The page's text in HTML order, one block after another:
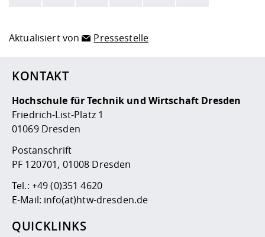
Aktualisiert von Pressestelle
KONTAKT
Hochschule für Technik und Wirtschaft Dresden
Friedrich-List-Platz 1
01069 Dresden
Postanschrift
PF 120701, 01008 Dresden
Tel.: +49 (0)351 4620
E-Mail: info(at)htw-dresden.de
QUICKLINKS